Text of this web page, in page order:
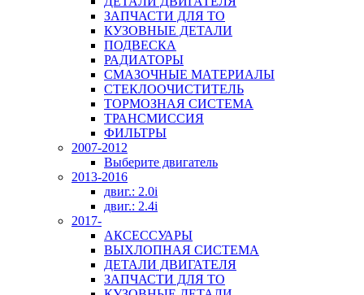
ЗАПЧАСТИ ДЛЯ ТО
КУЗОВНЫЕ ДЕТАЛИ
ПОДВЕСКА
РАДИАТОРЫ
СМАЗОЧНЫЕ МАТЕРИАЛЫ
СТЕКЛООЧИСТИТЕЛЬ
ТОРМОЗНАЯ СИСТЕМА
ТРАНСМИССИЯ
ФИЛЬТРЫ
2007-2012
Выберите двигатель
2013-2016
двиг.: 2.0i
двиг.: 2.4i
2017-
АКСЕССУАРЫ
ВЫХЛОПНАЯ СИСТЕМА
ДЕТАЛИ ДВИГАТЕЛЯ
ЗАПЧАСТИ ДЛЯ ТО